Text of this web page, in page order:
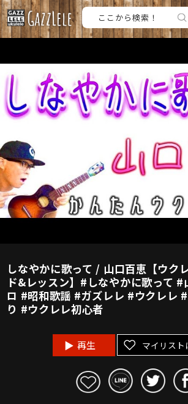
しなやかに歌って / 山口百恵【ウク
ド&レッスン】#しなやかに歌って
ロ #昭和歌謡 #ガズレレ #ウクレレ
り #ウクレレ初心者
再生 マイリスト